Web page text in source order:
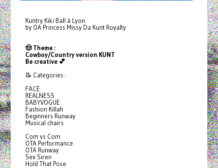
Kuntry Kiki Ball à Lyon
by OA Princess Missy Da Kunt Royalty
🤠 Theme :
Cowboy/Country version KUNT
Be creative 💕
📝 Categories :
FACE
REALNESS
BABYVOGUE
Fashion Killah
Beginners Runway
Musical chairs
Com vs Com
OTA Performance
OTA Runway
Sex Siren
Hold That Pose